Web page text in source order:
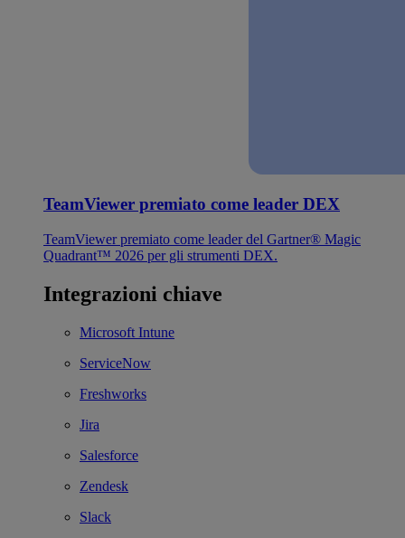
TeamViewer premiato come leader DEX
TeamViewer premiato come leader del Gartner® Magic
Quadrant™ 2026 per gli strumenti DEX.
Integrazioni chiave
Microsoft Intune
ServiceNow
Freshworks
Jira
Salesforce
Zendesk
Slack